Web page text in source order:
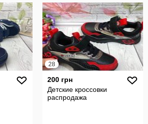
28
200 грн
Детские кроссовки
распродажа